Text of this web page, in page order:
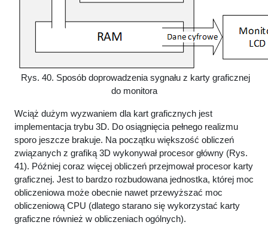
Rys. 40. Sposób doprowadzenia sygnału z karty graficznej
do monitora
Wciąż dużym wyzwaniem dla kart graficznych jest
implementacja trybu 3D. Do osiągnięcia pełnego realizmu
sporo jeszcze brakuje. Na początku większość obliczeń
związanych z grafiką 3D wykonywał procesor główny (Rys.
41). Później coraz więcej obliczeń przejmował procesor karty
graficznej. Jest to bardzo rozbudowana jednostka, której moc
obliczeniowa może obecnie nawet przewyższać moc
obliczeniową CPU (dlatego starano się wykorzystać karty
graficzne również w obliczeniach ogólnych).